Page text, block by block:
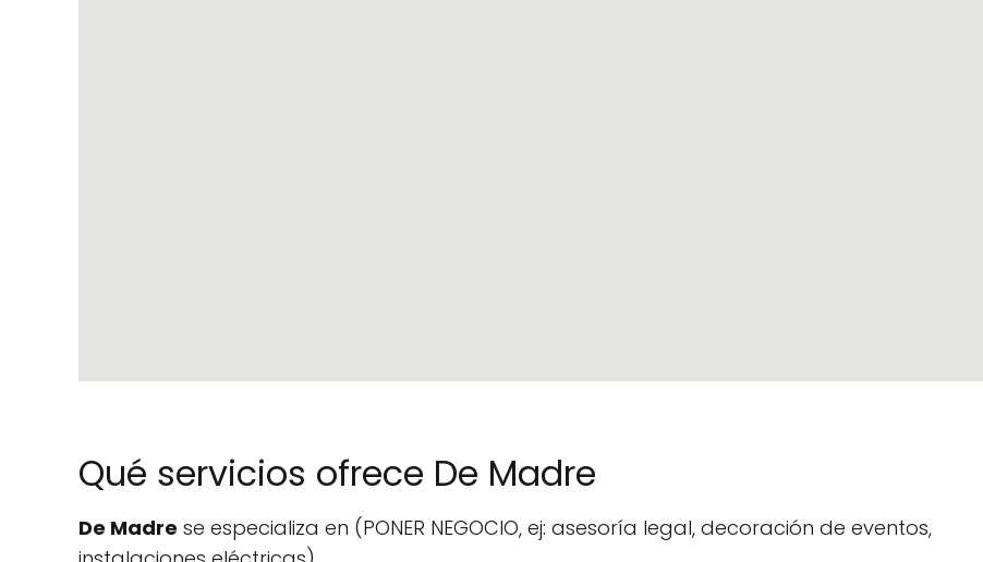
Qué servicios ofrece De Madre
De Madre se especializa en (PONER NEGOCIO, ej: asesoría legal, decoración de eventos,